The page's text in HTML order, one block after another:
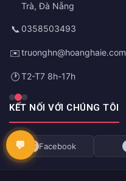
Trà, Đà Nẵng
📞 0358503493
✉️truonghn@hoanghaie.com
🕐T2-T7 8h-17h
KẾT NỐI VỚI CHÚNG TÔI
Facebook